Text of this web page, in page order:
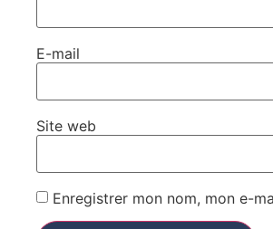
E-mail
Site web
Enregistrer mon nom, mon e-